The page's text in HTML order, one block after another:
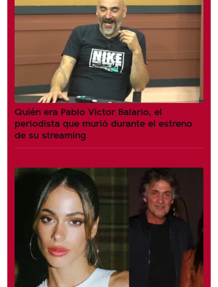
Quién era Pablo Víctor Balario, el
periodista que murió durante el estreno
de su streaming